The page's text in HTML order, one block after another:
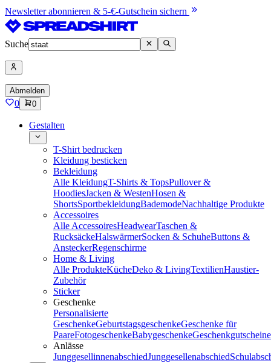
Newsletter abonnieren & 5-€-Gutschein sichern
Suche
Abmelden
0 0
Gestalten
T-Shirt bedrucken
Kleidung besticken
Bekleidung
Alle KleidungT-Shirts & TopsPullover &
HoodiesJacken & WestenHosen &
ShortsSportbekleidungBademodeNachhaltige Produkte
Accessoires
Alle AccessoiresHeadwearTaschen &
RucksäckeHalswärmerSocken & SchuheButtons &
AnsteckerRegenschirme
Home & Living
Alle ProdukteKücheDeko & LivingTextilienHaustier-
Zubehör
Sticker
Geschenke
Personalisierte
GeschenkeGeburtstagsgeschenkeGeschenke für
PaareFotogeschenkeBabygeschenkeGeschenkgutscheine
Anlässe
JunggesellinnenabschiedJunggesellenabschied